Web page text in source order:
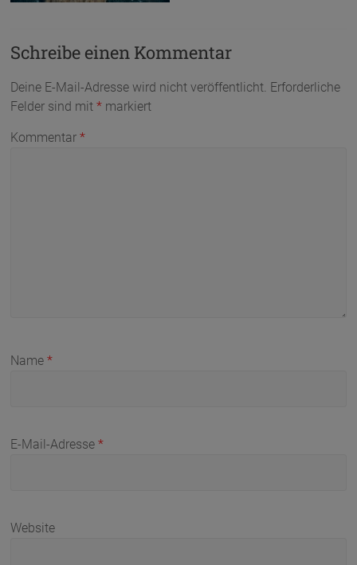
Schreibe einen Kommentar
Deine E-Mail-Adresse wird nicht veröffentlicht. Erforderliche
Felder sind mit* markiert
Kommentar*
Name*
E-Mail-Adresse*
Website